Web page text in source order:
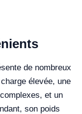
de nombreux
élevée, une
et un
son poids